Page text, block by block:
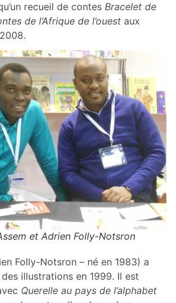
recueil de contes Bracelet de
de l’Afrique de l’ouest aux
et Adrien Folly-Notsron
Folly-Notsron – né en 1983) a
illustrations en 1999. Il est
Querelle au pays de l’alphabet